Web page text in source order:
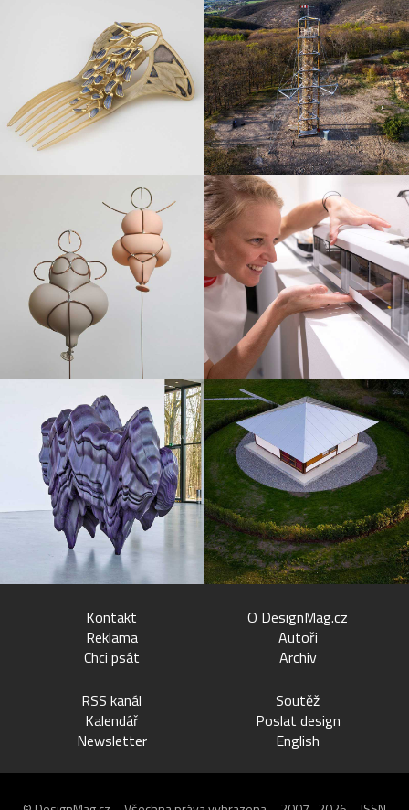
Kontakt
Reklama
Chci psát
O DesignMag.cz
Autoři
Archiv
RSS kanál
Kalendář
Newsletter
Soutěž
Poslat design
English